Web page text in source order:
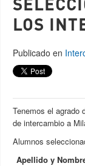
LOS
Publicado en
Tenemos el agrado
de intercambio a
Alumnos
Apellido y